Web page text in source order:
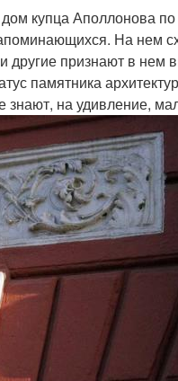
купца Аполлонова
На нем
другие признают в
памятника
знают, на удивление,